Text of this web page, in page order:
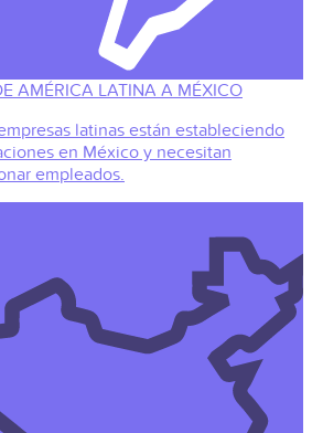
AMÉRICA LATINA A MÉXICO
latinas están estableciendo
en México y necesitan
empleados.